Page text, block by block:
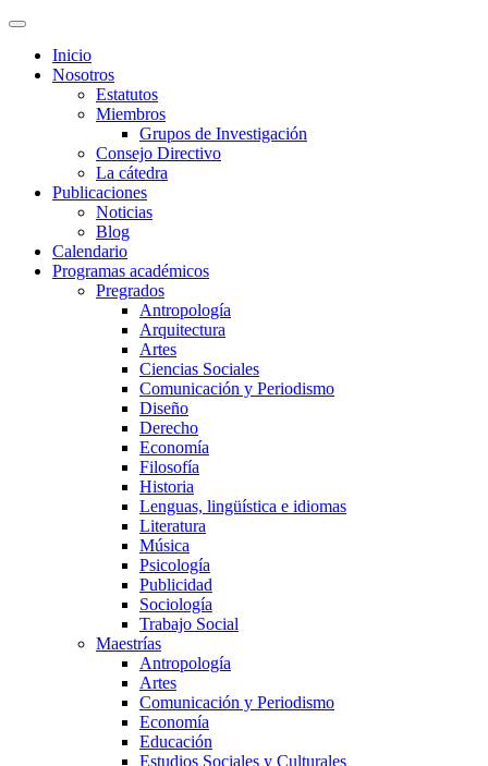
Inicio
Nosotros
Estatutos
Miembros
Grupos de Investigación
Consejo Directivo
La cátedra
Publicaciones
Noticias
Blog
Calendario
Programas académicos
Pregrados
Antropología
Arquitectura
Artes
Ciencias Sociales
Comunicación y Periodismo
Diseño
Derecho
Economía
Filosofía
Historia
Lenguas, lingüística e idiomas
Literatura
Música
Psicología
Publicidad
Sociología
Trabajo Social
Maestrías
Antropología
Artes
Comunicación y Periodismo
Economía
Educación
Estudios Sociales y Culturales